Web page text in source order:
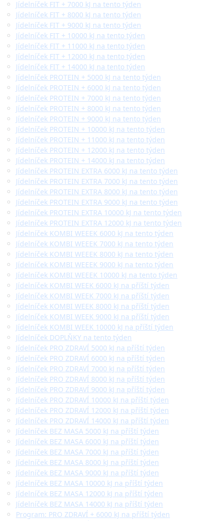
Jídelníček FIT + 7000 kJ na tento týden
Jídelníček FIT + 8000 kJ na tento týden
Jídelníček FIT + 9000 kJ na tento týden
Jídelníček FIT + 10000 kJ na tento týden
Jídelníček FIT + 11000 kJ na tento týden
Jídelníček FIT + 12000 kJ na tento týden
Jídelníček FIT + 14000 kJ na tento týden
Jídelníček PROTEIN + 5000 kJ na tento týden
Jídelníček PROTEIN + 6000 kJ na tento týden
Jídelníček PROTEIN + 7000 kJ na tento týden
Jídelníček PROTEIN + 8000 kJ na tento týden
Jídelníček PROTEIN + 9000 kJ na tento týden
Jídelníček PROTEIN + 10000 kJ na tento týden
Jídelníček PROTEIN + 11000 kJ na tento týden
Jídelníček PROTEIN + 12000 kJ na tento týden
Jídelníček PROTEIN + 14000 kJ na tento týden
Jídelníček PROTEIN EXTRA 6000 kJ na tento týden
Jídelníček PROTEIN EXTRA 7000 kJ na tento týden
Jídelníček PROTEIN EXTRA 8000 kJ na tento týden
Jídelníček PROTEIN EXTRA 9000 kJ na tento týden
Jídelníček PROTEIN EXTRA 10000 kJ na tento týden
Jídelníček PROTEIN EXTRA 12000 kJ na tento týden
Jídelníček KOMBI WEEEK 6000 kJ na tento týden
Jídelníček KOMBI WEEEK 7000 kJ na tento týden
Jídelníček KOMBI WEEEK 8000 kJ na tento týden
Jídelníček KOMBI WEEEK 9000 kJ na tento týden
Jídelníček KOMBI WEEEK 10000 kJ na tento týden
Jídelníček KOMBI WEEK 6000 kJ na příští týden
Jídelníček KOMBI WEEK 7000 kJ na příští týden
Jídelníček KOMBI WEEK 8000 kJ na příští týden
Jídelníček KOMBI WEEK 9000 kJ na příští týden
Jídelníček KOMBI WEEK 10000 kJ na příští týden
Jídelníček DOPLŇKY na tento týden
Jídelníček PRO ZDRAVÍ 5000 kJ na příští týden
Jídelníček PRO ZDRAVÍ 6000 kJ na příští týden
Jídelníček PRO ZDRAVÍ 7000 kJ na příští týden
Jídelníček PRO ZDRAVÍ 8000 kJ na příští týden
Jídelníček PRO ZDRAVÍ 9000 kJ na příští týden
Jídelníček PRO ZDRAVÍ 10000 kJ na příští týden
Jídelníček PRO ZDRAVÍ 12000 kJ na příští týden
Jídelníček PRO ZDRAVÍ 14000 kJ na příští týden
Jídelníček BEZ MASA 5000 kJ na příští týden
Jídelníček BEZ MASA 6000 kJ na příští týden
Jídelníček BEZ MASA 7000 kJ na příští týden
Jídelníček BEZ MASA 8000 kJ na příští týden
Jídelníček BEZ MASA 9000 kJ na příští týden
Jídelníček BEZ MASA 10000 kJ na příští týden
Jídelníček BEZ MASA 12000 kJ na příští týden
Jídelníček BEZ MASA 14000 kJ na příští týden
Program: PRO ZDRAVÍ + 6000 kJ na příští týden